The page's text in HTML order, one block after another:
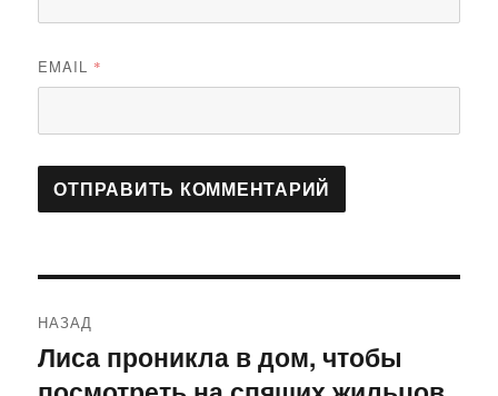
EMAIL *
по
НАЗАД
Предыдущая
запись:
Лиса проникла в дом, чтобы